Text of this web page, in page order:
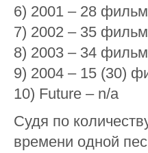
6) 2001 – 28
7) 2002 – 35
8) 2003 – 34
9) 2004 – 15 (30)
10) Future – n/a
Судя по
времени одной